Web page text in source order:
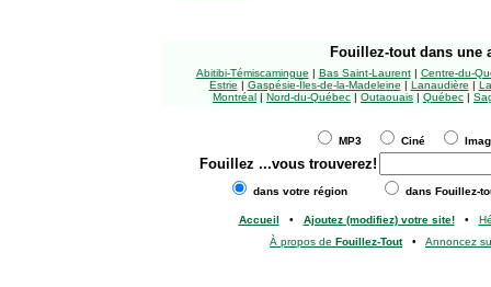
Fouillez-tout dans une
Abitibi-Témiscamingue | Bas Saint-Laurent| Centre-du-
Estrie | Gaspésie-Îles-de-la-Madeleine | Lanaudière |
Montréal | Nord-du-Québec | Outaouais | Québec |
MP3 Ciné
Fouillez ...vous trouverez!
dans votre région dans Fouillez-
Accueil • Ajoutez (modifiez) votre site!•
À propos de Fouillez-Tout• Annoncez